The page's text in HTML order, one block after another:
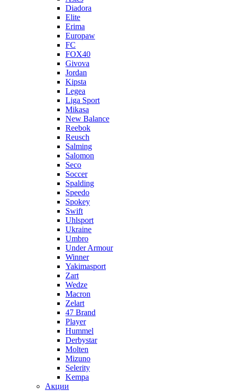
Diadora
Elite
Erima
Europaw
FC
FOX40
Givova
Jordan
Kipsta
Legea
Liga Sport
Mikasa
New Balance
Reebok
Reusch
Salming
Salomon
Seco
Soccer
Spalding
Speedo
Spokey
Swift
Uhlsport
Ukraine
Umbro
Under Armour
Winner
Yakimasport
Zart
Wedze
Macron
Zelart
47 Brand
Player
Hummel
Derbystar
Molten
Mizuno
Selerity
Kempa
Акции